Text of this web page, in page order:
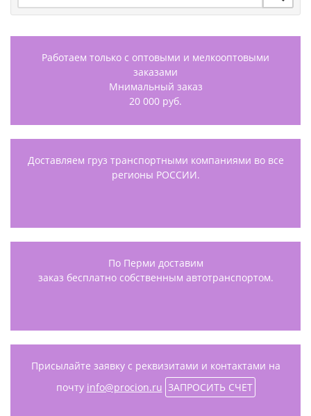
Работаем только с оптовыми и мелкооптовыми
заказами
Мнимальный заказ
20 000 руб.
Доставляем груз транспортными компаниями во все
регионы РОССИИ.
По Перми доставим
заказ бесплатно собственным автотранспортом.
Присылайте заявку с реквизитами и контактами на
почту info@procion.ru ЗАПРОСИТЬ СЧЕТ